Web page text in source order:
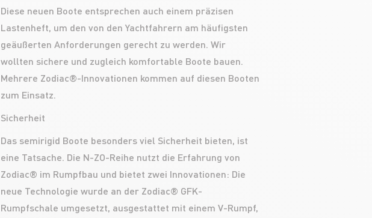
Diese neuen Boote entsprechen auch einem präzisen
Lastenheft, um den von den Yachtfahrern am häufigsten
geäußerten Anforderungen gerecht zu werden. Wir
wollten sichere und zugleich komfortable Boote bauen.
Mehrere Zodiac®-Innovationen kommen auf diesen Booten
zum Einsatz.
Sicherheit
Das semirigid Boote besonders viel Sicherheit bieten, ist
eine Tatsache. Die N-ZO-Reihe nutzt die Erfahrung von
Zodiac® im Rumpfbau und bietet zwei Innovationen: Die
neue Technologie wurde an der Zodiac® GFK-
Rumpfschale umgesetzt, ausgestattet mit einem V-Rumpf,